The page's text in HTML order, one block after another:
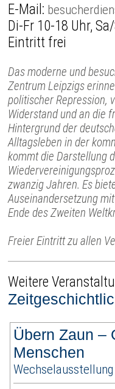
E-Mail:
Di-Fr 10-18 Uhr,
Eintritt frei
Das moderne und
Zentrum Leipzigs
politischer Repression,
Widerstand und an die
Hintergrund der
Alltagsleben in der
kommt die Darstellung
zwanzig Jahren. Es
Auseinandersetzung
Ende des Zweiten
Freier Eintritt zu allen
Weitere
Übern Zaun –
Menschen
Wechselausstellung